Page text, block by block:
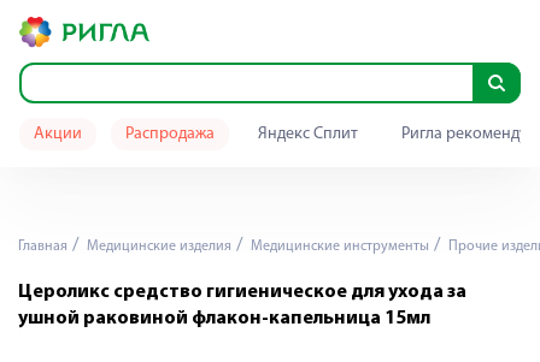
Акции Распродажа Яндекс Сплит Ригла
Главная Медицинские изделия Медицинские инструменты Прочие
Цероликс средство гигиеническое для ухода за
ушной раковиной флакон-капельница 15мл